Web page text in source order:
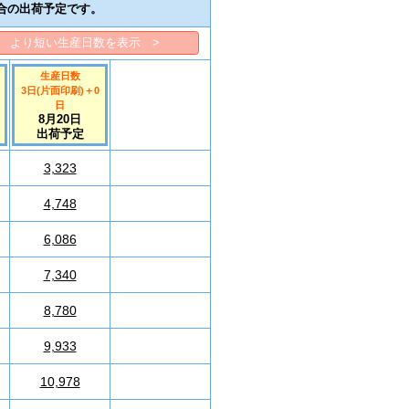
出荷予定です。
より短い生産日数を表示 >
生産日数
3日(片面印刷) ＋0
日
8月20日
出荷予定
3,323
4,748
6,086
7,340
8,780
9,933
10,978